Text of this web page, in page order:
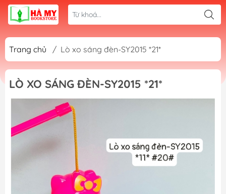
Trang chủ / Lò xo sáng đèn-SY2015 *21*
LÒ XO SÁNG ĐÈN-SY2015 *21*